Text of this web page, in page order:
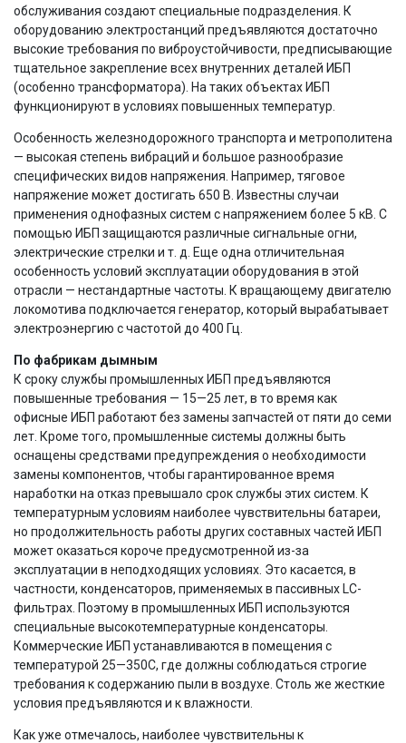
обслуживания создают специальные подразделения. К
оборудованию электростанций предъявляются достаточно
высокие требования по виброустойчивости, предписывающие
тщательное закрепление всех внутренних деталей ИБП
(особенно трансформатора). На таких объектах ИБП
функционируют в условиях повышенных температур.
Особенность железнодорожного транспорта и метрополитена
— высокая степень вибраций и большое разнообразие
специфических видов напряжения. Например, тяговое
напряжение может достигать 650 В. Известны случаи
применения однофазных систем с напряжением более 5 кВ. С
помощью ИБП защищаются различные сигнальные огни,
электрические стрелки и т. д. Еще одна отличительная
особенность условий эксплуатации оборудования в этой
отрасли — нестандартные частоты. К вращающему двигателю
локомотива подключается генератор, который вырабатывает
электроэнергию с частотой до 400 Гц.
По фабрикам дымным
К сроку службы промышленных ИБП предъявляются
повышенные требования — 15—25 лет, в то время как
офисные ИБП работают без замены запчастей от пяти до семи
лет. Кроме того, промышленные системы должны быть
оснащены средствами предупреждения о необходимости
замены компонентов, чтобы гарантированное время
наработки на отказ превышало срок службы этих систем. К
температурным условиям наиболее чувствительны батареи,
но продолжительность работы других составных частей ИБП
может оказаться короче предусмотренной из-за
эксплуатации в неподходящих условиях. Это касается, в
частности, конденсаторов, применяемых в пассивных LC-
фильтрах. Поэтому в промышленных ИБП используются
специальные высокотемпературные конденсаторы.
Коммерческие ИБП устанавливаются в помещения с
температурой 25—350C, где должны соблюдаться строгие
требования к содержанию пыли в воздухе. Столь же жесткие
условия предъявляются и к влажности.
Как уже отмечалось, наиболее чувствительны к